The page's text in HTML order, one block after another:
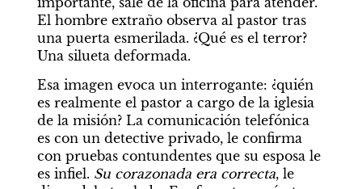
El hombre extraño observa al pastor tras
una puerta esmerilada. ¿Qué es el terror?
Una silueta deformada.
Esa imagen evoca un interrogante: ¿quién
es realmente el pastor a cargo de la iglesia
de la misión? La comunicación telefónica
es con un detective privado, le confirma
con pruebas contundentes que su esposa le
es infiel. Su corazonada era correcta, le